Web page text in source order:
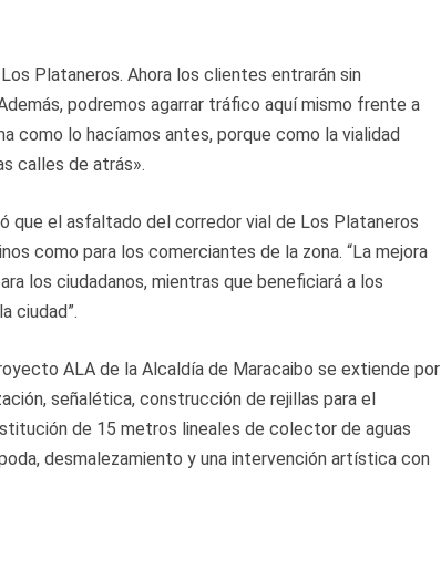
Plataneros. Ahora los clientes entrarán sin
podremos agarrar tráfico aquí mismo frente a
como lo hacíamos antes, porque como la vialidad
calles de atrás».
que el asfaltado del corredor vial de Los Plataneros
como para los comerciantes de la zona. “La mejora
los ciudadanos, mientras que beneficiará a los
ciudad”.
ALA de la Alcaldía de Maracaibo se extiende por
señalética, construcción de rejillas para el
de 15 metros lineales de colector de aguas
desmalezamiento y una intervención artística con